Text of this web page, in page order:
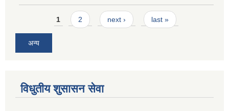
Pages1 2 next › last »
अन्य
विधुतीय शुसासन सेवा